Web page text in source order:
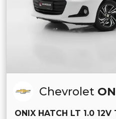
Chevrolet
ONIX HATCH LT 1.0